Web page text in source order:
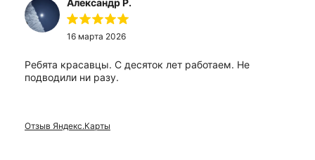
Александр Р.
16 марта 2026
Ребята красавцы. С десяток лет работаем. Не
подводили ни разу.
Отзыв Яндекс.Карты